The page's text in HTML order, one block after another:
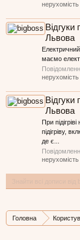
нерухомість
Львова
маємо
нерухомість
Львова
При
підігріву,
де є...
нерухомість
Головна